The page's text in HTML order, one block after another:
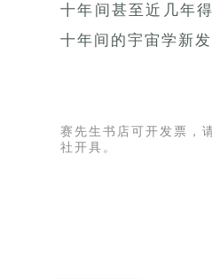
十年间甚至近几年
十年间的宇宙学新发
赛先生书店可开发票，
社开具。